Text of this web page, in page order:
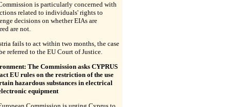
is particularly concerned with
related to individuals' rights to
decisions on whether EIAs are
are not.
fails to act within two months, the case
referred to the EU Court of Justice.
The Commission asks CYPRUS
EU rules on the restriction of the use
hazardous substances in electrical
equipment